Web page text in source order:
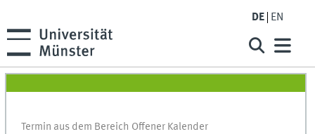
DE EN
Termin aus dem Bereich Offener Kalender